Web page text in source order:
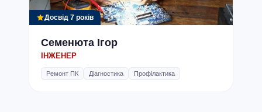
Досвід 7 років
Семенюта Ігор
ІНЖЕНЕР
Ремонт ПК Діагностика Профілактика